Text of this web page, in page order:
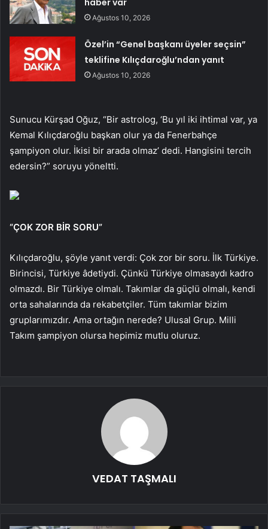
Ağustos 10, 2026
Özel’in “Genel başkanı üyeler seçsin”
teklifine Kılıçdaroğlu’ndan yanıt
Ağustos 10, 2026
Sunucu Kürşad Oğuz, “Bir astrolog, ‘Bu yıl iki ihtimal var, ya
Kemal Kılıçdaroğlu başkan olur ya da Fenerbahçe
şampiyon olur. İkisi bir arada olmaz’ dedi. Hangisini tercih
edersin?” soruyu yöneltti.
“ÇOK ZOR BİR SORU”
Kılıçdaroğlu, şöyle yanıt verdi: Çok zor bir soru. İlk Türkiye.
Birincisi, Türkiye âdetiydi. Çünkü Türkiye olmasaydı kadro
olmazdı. Bir Türkiye olmalı. Takımlar da güçlü olmalı, kendi
orta sahalarında da rekabetçiler. Tüm takımlar bizim
gruplarımızdır. Ama ortağın nerede? Ulusal Grup. Milli
Takım şampiyon olursa hepimiz mutlu oluruz.
VEDAT TAŞMALI